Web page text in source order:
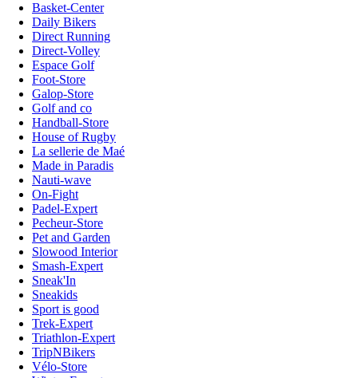
Basket-Center
Daily Bikers
Direct Running
Direct-Volley
Espace Golf
Foot-Store
Galop-Store
Golf and co
Handball-Store
House of Rugby
La sellerie de Maé
Made in Paradis
Nauti-wave
On-Fight
Padel-Expert
Pecheur-Store
Pet and Garden
Slowood Interior
Smash-Expert
Sneak'In
Sneakids
Sport is good
Trek-Expert
Triathlon-Expert
TripNBikers
Vélo-Store